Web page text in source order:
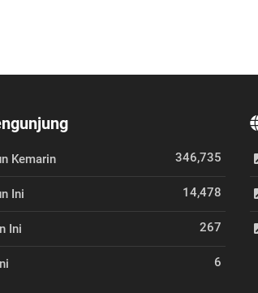
Kemarin 346,735
Ini 14,478
Ini 267
6